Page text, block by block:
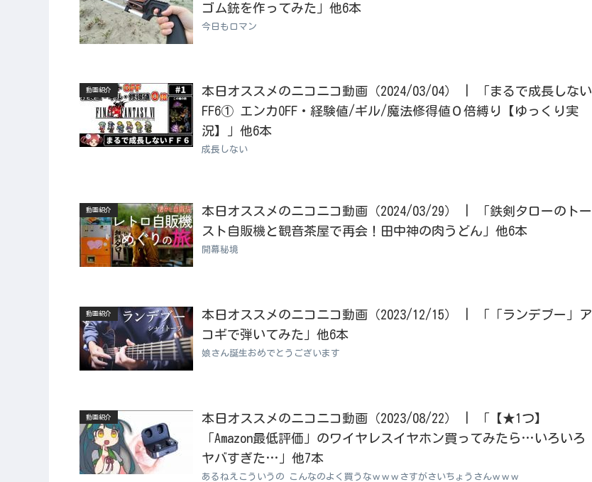
ゴム銃を作ってみた」他6本
今日もロマン
動画紹介
本日オススメのニコニコ動画（2024/03/04） | 「まるで成長しない
FF6① エンカOFF・経験値/ギル/魔法修得値０倍縛り【ゆっくり実
況】」他6本
成長しない
動画紹介
本日オススメのニコニコ動画（2024/03/29） | 「鉄剣タローのトー
スト自販機と観音茶屋で再会！田中神の肉うどん」他6本
開幕秘境
動画紹介
本日オススメのニコニコ動画（2023/12/15） | 「「ランデブー」ア
コギで弾いてみた」他6本
娘さん誕生おめでとうございます
動画紹介
本日オススメのニコニコ動画（2023/08/22） | 「【★1つ】
「Amazon最低評価」のワイヤレスイヤホン買ってみたら…いろいろ
ヤバすぎた…」他7本
あるねえこういうの こんなのよく買うなｗｗｗさすがさいちょうさんｗｗｗ